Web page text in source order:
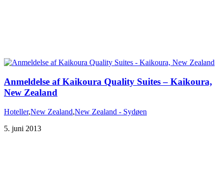
Anmeldelse af Kaikoura Quality Suites – Kaikoura,
Hoteller,New Zealand,New Zealand - Sydøen
5. juni 2013